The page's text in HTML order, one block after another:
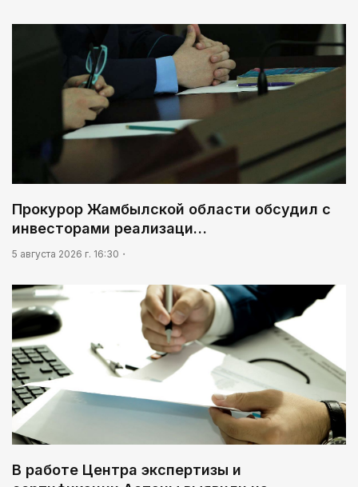
Прокурор Жамбылской области обсудил с
инвесторами реализаци…
5 августа 2026 г. 16:30
В работе Центра экспертизы и